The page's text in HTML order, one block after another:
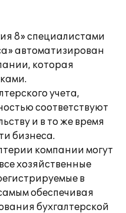
8» специалистами
автоматизирован
которая
учета,
соответствуют
и в то же время
бизнеса.
компании могут
хозяйственные
в
обеспечивая
бухгалтерской